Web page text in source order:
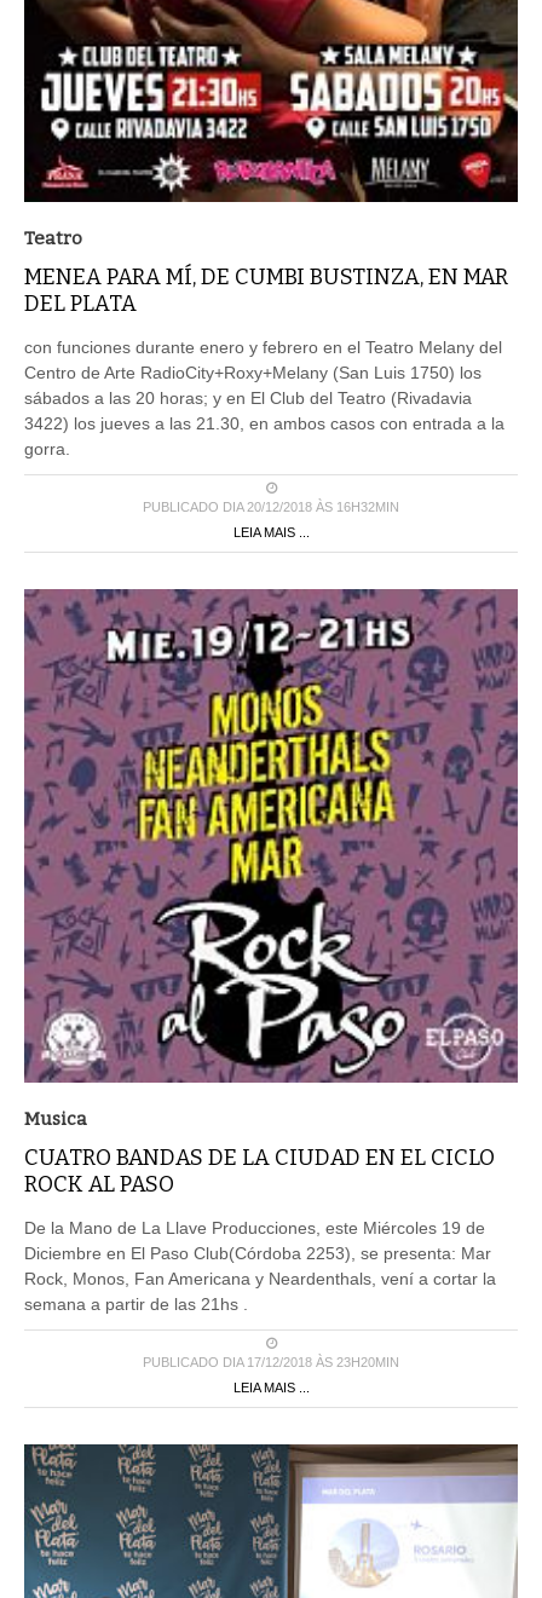
Teatro
MENEA PARA MÍ, DE CUMBI BUSTINZA, EN MAR
DEL PLATA
con funciones durante enero y febrero en el Teatro Melany del
Centro de Arte RadioCity+Roxy+Melany (San Luis 1750) los
sábados a las 20 horas; y en El Club del Teatro (Rivadavia
3422) los jueves a las 21.30, en ambos casos con entrada a la
gorra.
PUBLICADO DIA 20/12/2018 ÀS 16H32MIN
LEIA MAIS ...
Musica
CUATRO BANDAS DE LA CIUDAD EN EL CICLO
ROCK AL PASO
De la Mano de La Llave Producciones, este Miércoles 19 de
Diciembre en El Paso Club(Córdoba 2253), se presenta: Mar
Rock, Monos, Fan Americana y Neardenthals, vení a cortar la
semana a partir de las 21hs .
PUBLICADO DIA 17/12/2018 ÀS 23H20MIN
LEIA MAIS ...